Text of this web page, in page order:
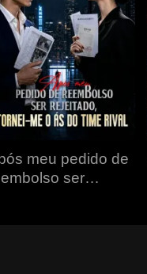
meu pedido de
ser